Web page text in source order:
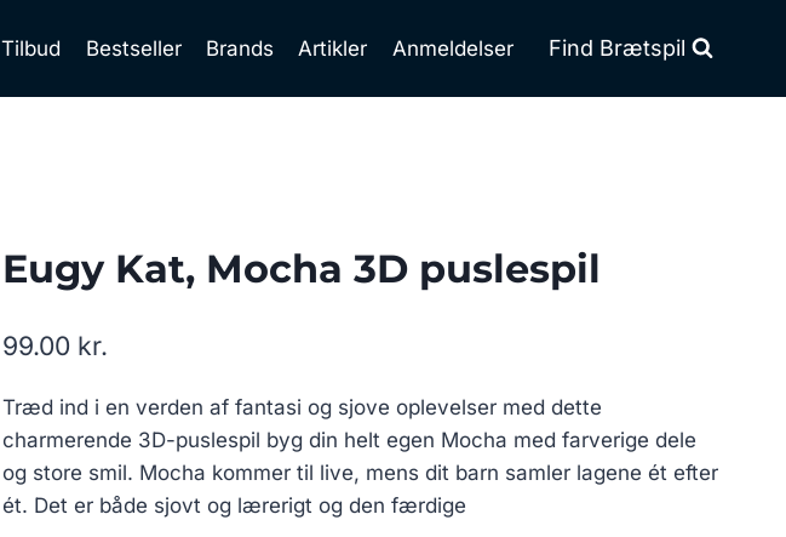
Tilbud Bestseller Brands Artikler Anmeldelser Find Brætspil
Eugy Kat, Mocha 3D puslespil
99.00 kr.
Træd ind i en verden af fantasi og sjove oplevelser med dette
charmerende 3D-puslespil byg din helt egen Mocha med farverige dele
og store smil. Mocha kommer til live, mens dit barn samler lagene ét efter
ét. Det er både sjovt og lærerigt og den færdige